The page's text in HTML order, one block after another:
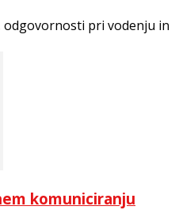
pri vodenju in
komuniciranju